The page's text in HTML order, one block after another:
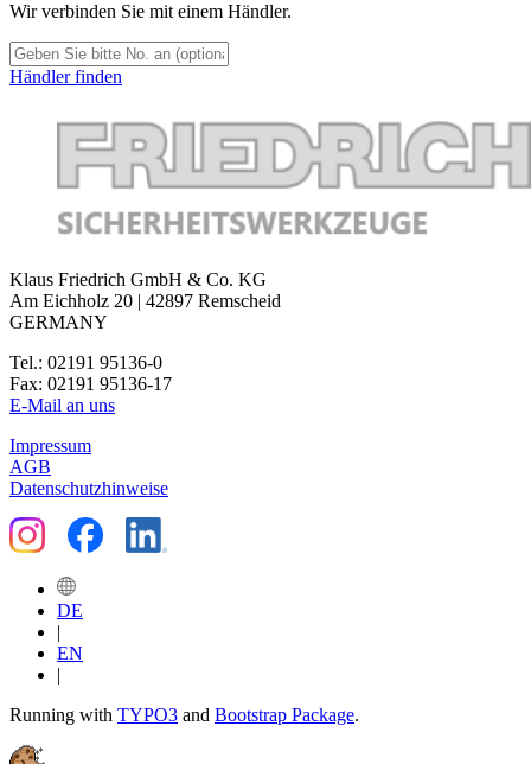
Wir verbinden Sie mit einem Händler.
Händler finden
Klaus Friedrich GmbH & Co. KG
Am Eichholz 20 | 42897 Remscheid
GERMANY
Tel.: 02191 95136-0
Fax: 02191 95136-17
E-Mail an uns
Impressum
AGB
Datenschutzhinweise
DE
|
EN
|
Running with TYPO3 and Bootstrap Package.